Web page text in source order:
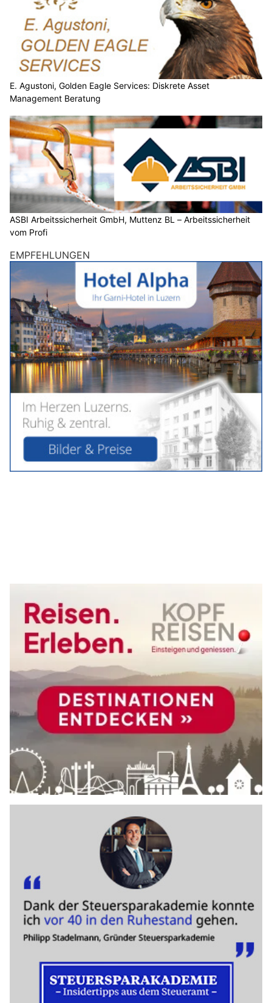
E. Agustoni, Golden Eagle Services: Diskrete Asset
Management Beratung
ASBI Arbeitssicherheit GmbH, Muttenz BL – Arbeitssicherheit
vom Profi
EMPFEHLUNGEN